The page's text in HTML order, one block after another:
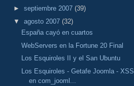
► septiembre 2007 (39)
▼ agosto 2007 (32)
España cayó en cuartos
WebServers en la Fortune 20 Final
Los Esquiroles II y el San Ubuntu
Los Esquiroles - Getafe Joomla - XSS
en com_jooml...